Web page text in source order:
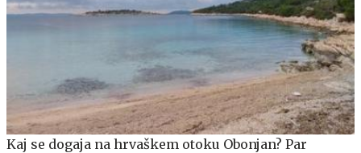
Kaj se dogaja na hrvaškem otoku Obonjan? Par